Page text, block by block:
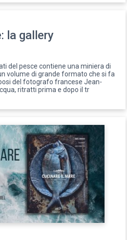
la gallery
del pesce contiene una miniera di
volume di grande formato che si fa
del fotografo francese Jean-
ritratti prima e dopo il tr